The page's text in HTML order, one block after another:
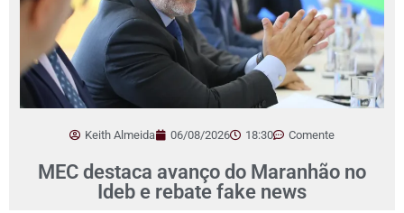
Keith Almeida 06/08/2026 18:30 Comente
MEC destaca avanço do Maranhão no
Ideb e rebate fake news